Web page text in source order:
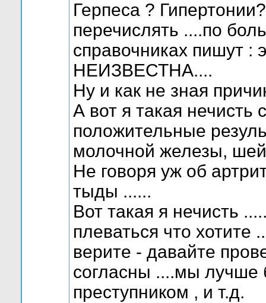
Герпеса ?
перечислять ....по
справочниках пишут :
НЕИЗВЕСТНА....
Ну и как не зная
А вот я такая нечисть
положительные
молочной железы,
Не говоря уж об
тыды ......
Вот такая я нечисть
плеваться что хотите
верите - давайте
согласны ....мы лучше
преступником , и т.д.